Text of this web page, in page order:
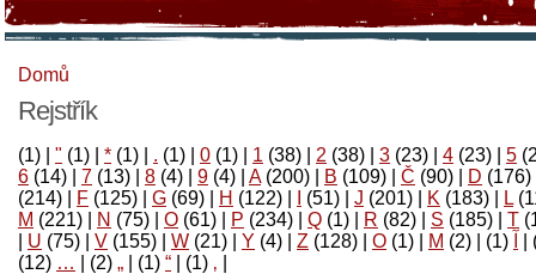
Domů
Rejstřík
(1) " (1) * (1) . (1) 0 (1) 1 (38) 2 (38) 3 (23) 4 (23) 5
6 (14) 7 (13) 8 (4) 9 (4) A(200) B (109) Č (90) D (176)
(214)
F (125) G (69) H (122) (51) J (201) K (183) L
M (221) N (75) O (61) P (234) Q (1) R (82) S (185) T
U (75) V (155) W (21) Y (4) Z (128) Ο (1) М (2)
(1)
‚
(1)
“
(1)
„
(2)
…
(12)